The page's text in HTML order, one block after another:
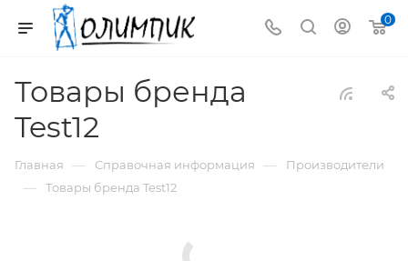
0
Товары бренда
Test12
Главная — Справочная информация — Производители
— Товары бренда Test12